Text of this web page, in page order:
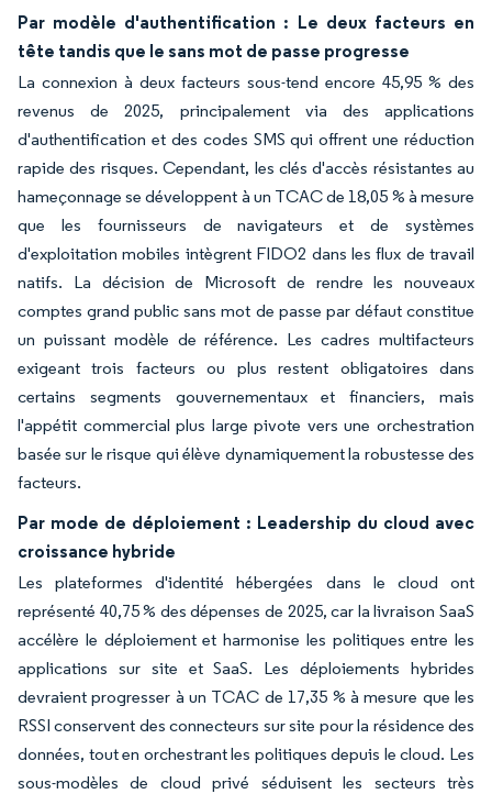
Par modèle d'authentification : Le deux facteurs en
tête tandis que le sans mot de passe progresse
La connexion à deux facteurs sous-tend encore 45,95 % des
revenus de 2025, principalement via des applications
d'authentification et des codes SMS qui offrent une réduction
rapide des risques. Cependant, les clés d'accès résistantes au
hameçonnage se développent à un TCAC de 18,05 % à mesure
que les fournisseurs de navigateurs et de systèmes
d'exploitation mobiles intègrent FIDO2 dans les flux de travail
natifs. La décision de Microsoft de rendre les nouveaux
comptes grand public sans mot de passe par défaut constitue
un puissant modèle de référence. Les cadres multifacteurs
exigeant trois facteurs ou plus restent obligatoires dans
certains segments gouvernementaux et financiers, mais
l'appétit commercial plus large pivote vers une orchestration
basée sur le risque qui élève dynamiquement la robustesse des
facteurs.
Par mode de déploiement : Leadership du cloud avec
croissance hybride
Les plateformes d'identité hébergées dans le cloud ont
représenté 40,75 % des dépenses de 2025, car la livraison SaaS
accélère le déploiement et harmonise les politiques entre les
applications sur site et SaaS. Les déploiements hybrides
devraient progresser à un TCAC de 17,35 % à mesure que les
RSSI conservent des connecteurs sur site pour la résidence des
données, tout en orchestrant les politiques depuis le cloud. Les
sous-modèles de cloud privé séduisent les secteurs très